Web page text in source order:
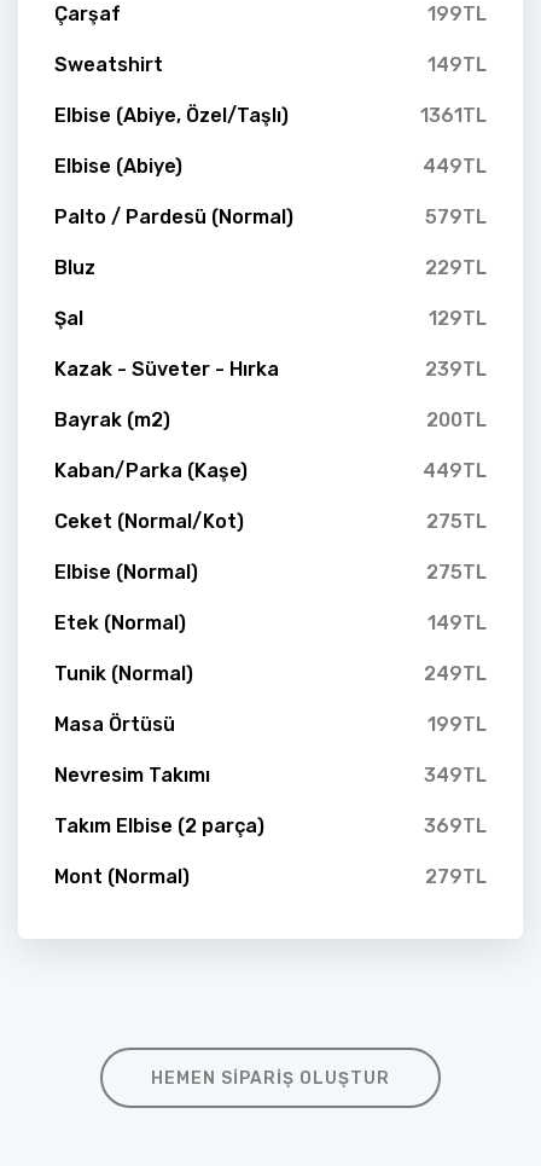
Çarşaf 199TL
Sweatshirt 149TL
Elbise (Abiye, Özel/Taşlı) 1361TL
Elbise (Abiye) 449TL
Palto / Pardesü (Normal) 579TL
Bluz 229TL
Şal 129TL
Kazak - Süveter - Hırka 239TL
Bayrak (m2) 200TL
Kaban/Parka (Kaşe) 449TL
Ceket (Normal/Kot) 275TL
Elbise (Normal) 275TL
Etek (Normal) 149TL
Tunik (Normal) 249TL
Masa Örtüsü 199TL
Nevresim Takımı 349TL
Takım Elbise (2 parça) 369TL
Mont (Normal) 279TL
HEMEN SIPARIŞ OLUŞTUR